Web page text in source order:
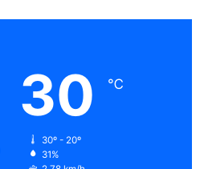
30 ℃
30º - 20º
31%